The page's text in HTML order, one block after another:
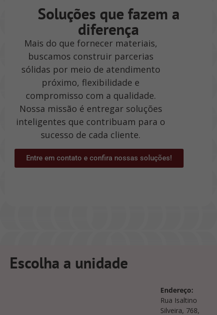
Soluções que fazem a
diferença
Mais do que fornecer materiais,
buscamos construir parcerias
sólidas por meio de atendimento
próximo, flexibilidade e
compromisso com a qualidade.
Nossa missão é entregar soluções
inteligentes que contribuam para o
sucesso de cada cliente.
Entre em contato e confira nossas soluções!
Escolha a unidade
Endereço:
Rua Isaltino
Silveira, 768,